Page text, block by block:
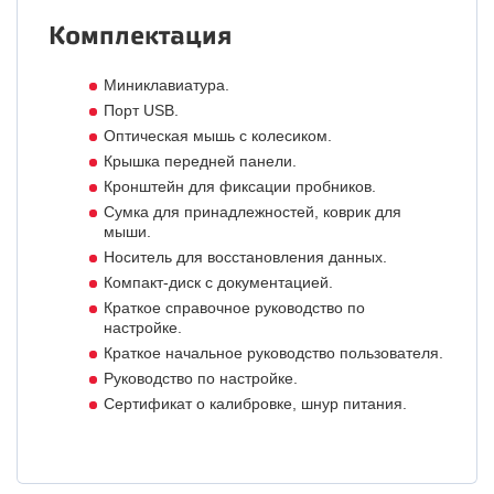
Комплектация
Миниклавиатура.
Порт USB.
Оптическая мышь с колесиком.
Крышка передней панели.
Кронштейн для фиксации пробников.
Сумка для принадлежностей, коврик для
мыши.
Носитель для восстановления данных.
Компакт-диск с документацией.
Краткое справочное руководство по
настройке.
Краткое начальное руководство пользователя.
Руководство по настройке.
Сертификат о калибровке, шнур питания.